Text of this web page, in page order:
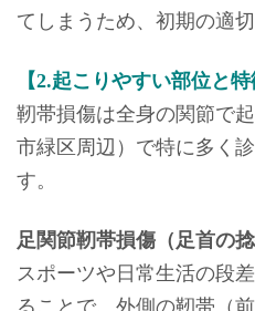
てしまうため、初期の適
【2.起こりやすい部位と特
靭帯損傷は全身の関節で
市緑区周辺）で特に多く
す。
足関節靭帯損傷（足首の捻
スポーツや日常生活の段
ることで、外側の靭帯（